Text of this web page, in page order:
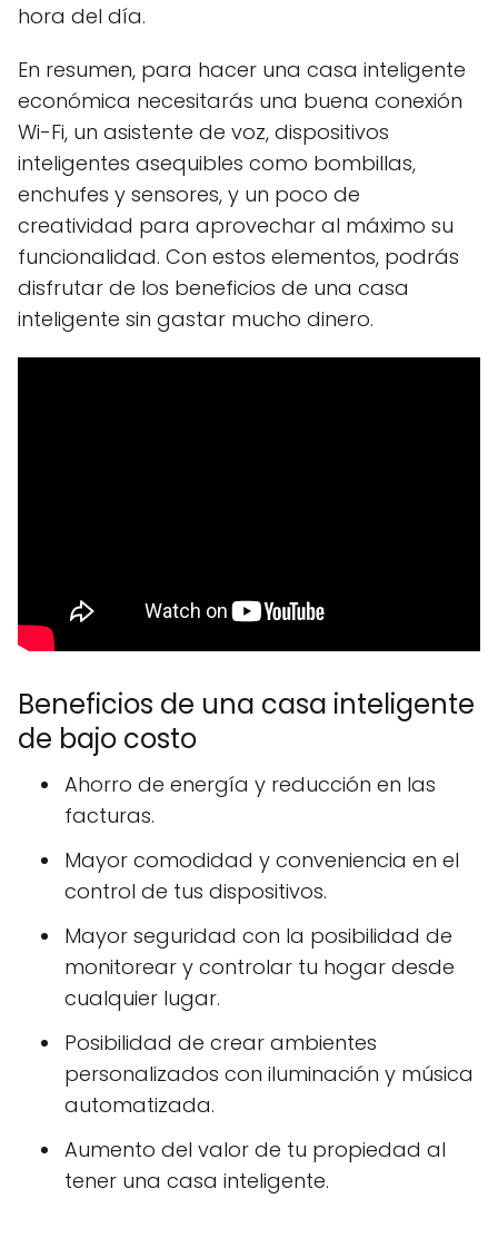
hora del día.
En resumen, para hacer una casa inteligente
económica necesitarás una buena conexión
Wi-Fi, un asistente de voz, dispositivos
inteligentes asequibles como bombillas,
enchufes y sensores, y un poco de
creatividad para aprovechar al máximo su
funcionalidad. Con estos elementos, podrás
disfrutar de los beneficios de una casa
inteligente sin gastar mucho dinero.
Beneficios de una casa inteligente
de bajo costo
Ahorro de energía y reducción en las
facturas.
Mayor comodidad y conveniencia en el
control de tus dispositivos.
Mayor seguridad con la posibilidad de
monitorear y controlar tu hogar desde
cualquier lugar.
Posibilidad de crear ambientes
personalizados con iluminación y música
automatizada.
Aumento del valor de tu propiedad al
tener una casa inteligente.